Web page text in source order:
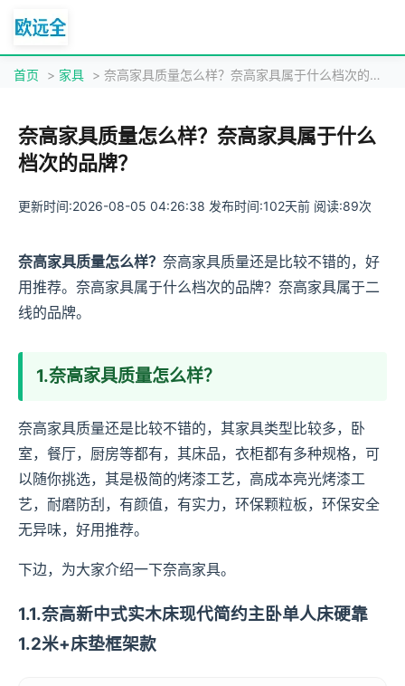
首页 > 家具 > 奈高家具质量怎么样？奈高家具属于什么档次的品牌？
奈高家具质量怎么样？奈高家具属于什么
档次的品牌？
更新时间:2026-08-05 04:26:38 发布时间:102天前 阅读:89次
奈高家具质量怎么样？ 奈高家具质量还是比较不错的，好
用推荐。奈高家具属于什么档次的品牌？奈高家具属于二
线的品牌。
1.奈高家具质量怎么样？
奈高家具质量还是比较不错的，其家具类型比较多，卧
室，餐厅，厨房等都有，其床品，衣柜都有多种规格，可
以随你挑选，其是极简的烤漆工艺，高成本亮光烤漆工
艺，耐磨防刮，有颜值，有实力，环保颗粒板，环保安全
无异味，好用推荐。
下边，为大家介绍一下奈高家具。
1.1.奈高新中式实木床现代简约主卧单人床硬靠
1.2米+床垫框架款